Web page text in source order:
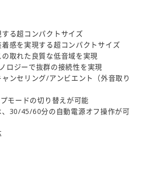
る超コンパクトサイズ
着感を実現する超コンパクトサイズ
取れた良質な低音域を実現
ロジーで抜群の接続性を実現
ャンセリング/アンビエント（外音取り
モードの切り替えが可能
、30/45/60分の自動電源オフ操作が可